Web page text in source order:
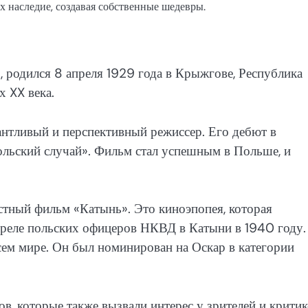
создавая собственные шедевры.
8 апреля 1929 года в Крыжгове, Республика
XX века.
и перспективный режиссер. Его дебют в
случай». Фильм стал успешным в Польше, и
фильм «Катынь». Это киноэпопея, которая
польских офицеров НКВД в Катыни в 1940 году.
мире. Он был номинирован на Оскар в категории